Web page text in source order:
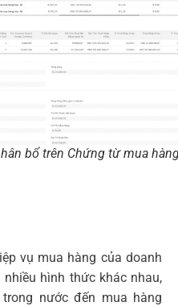
bổ trên Chứng từ mua
vụ mua hàng của doanh
hình thức khác nhau,
nước đến mua hàng